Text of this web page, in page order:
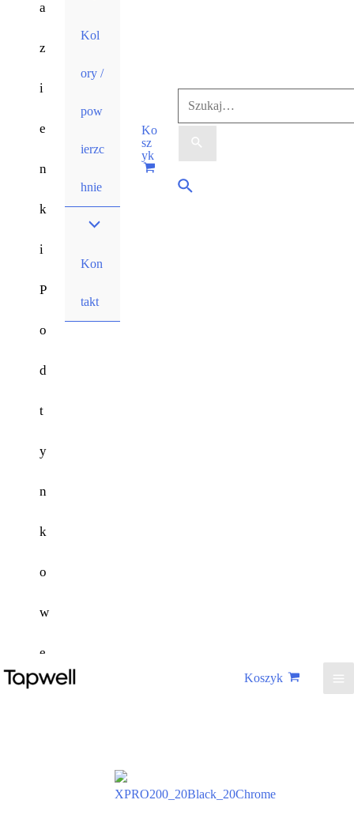
a
z
i
e
n
k
i
P
o
d
t
y
n
k
o
w
e
Kol
ory /
pow
ierzc
hnie
Kon
takt
Ko
sz
yk
Koszyk